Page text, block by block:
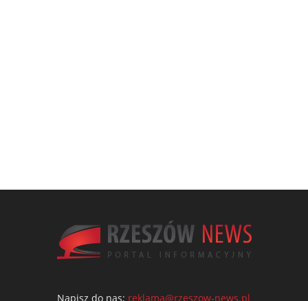
Napisz do nas: reklama@rzeszow-news.pl